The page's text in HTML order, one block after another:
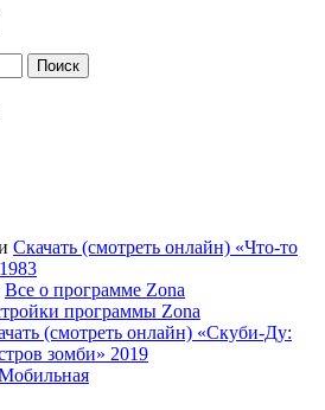
Скачать (смотреть онлайн) «Что-то
Все о программе Zona
программы Zona
(смотреть онлайн) «Скуби-Ду:
зомби» 2019